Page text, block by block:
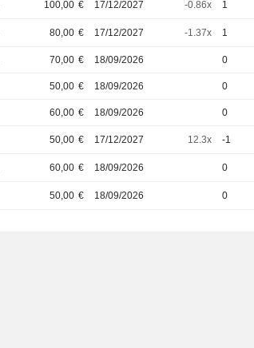
100,00 € 17/12/2027 -0.86x 1
80,00 € 17/12/2027 -1.37x 1
70,00 € 18/09/2026 0
50,00 € 18/09/2026 0
60,00 € 18/09/2026 0
50,00 € 17/12/2027 12.3x -1
60,00 € 18/09/2026 0
50,00 € 18/09/2026 0